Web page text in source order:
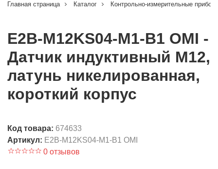
Главная страница Каталог Контрольно-измерительные
E2B-M12KS04-M1-B1 OMI -
Датчик индуктивный M12,
латунь никелированная,
короткий корпус
Код товара: 674633
Артикул: E2B-M12KS04-M1-B1 OMI
0 отзывов